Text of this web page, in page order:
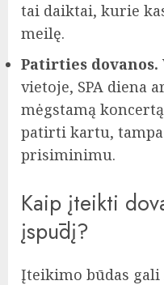
tai daiktai, kurie
meilę.
Patirties dovanos.
vietoje, SPA diena
mėgstamą
patirti kartu,
prisiminimu.
Kaip įteikti
įspūdį?
Įteikimo būdas